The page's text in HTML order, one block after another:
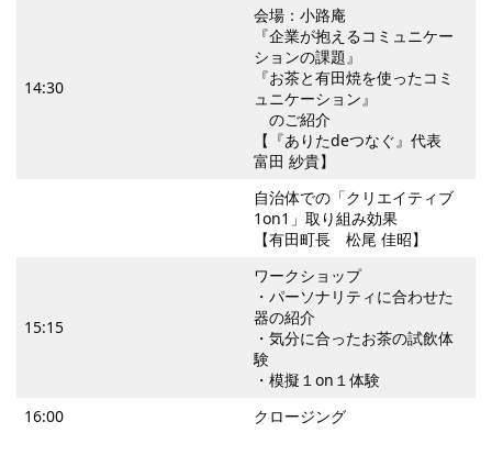
14:30
会場：小路庵
『企業が抱えるコミュニケー
ションの課題』
『お茶と有田焼を使ったコミ
ュニケーション』
のご紹介
【『ありたdeつなぐ』代表
富田 紗貴】
自治体での「クリエイティブ
1on1」取り組み効果
【有田町長 松尾 佳昭】
15:15
ワークショップ
・パーソナリティに合わせた
器の紹介
・気分に合ったお茶の試飲体
験
・模擬１on１体験
16:00
クロージング